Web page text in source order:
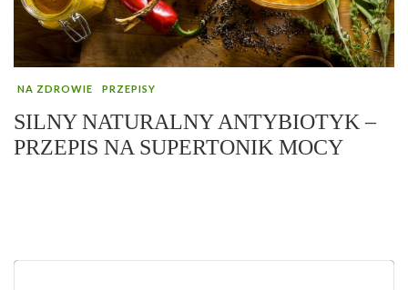
NA ZDROWIE PRZEPISY
SILNY NATURALNY ANTYBIOTYK –
PRZEPIS NA SUPERTONIK MOCY